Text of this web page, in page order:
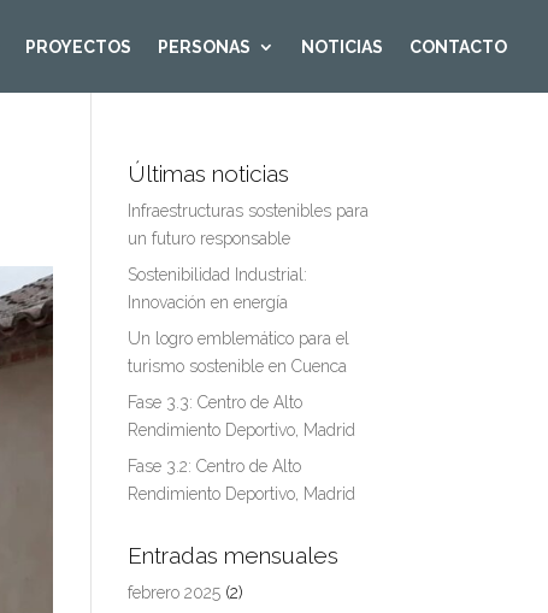
PROYECTOS PERSONAS NOTICIAS CONTACTO
Últimas noticias
Infraestructuras sostenibles para
un futuro responsable
Sostenibilidad Industrial:
Innovación en energía
Un logro emblemático para el
turismo sostenible en Cuenca
Fase 3.3: Centro de Alto
Rendimiento Deportivo, Madrid
Fase 3.2: Centro de Alto
Rendimiento Deportivo, Madrid
Entradas mensuales
febrero 2025(2)